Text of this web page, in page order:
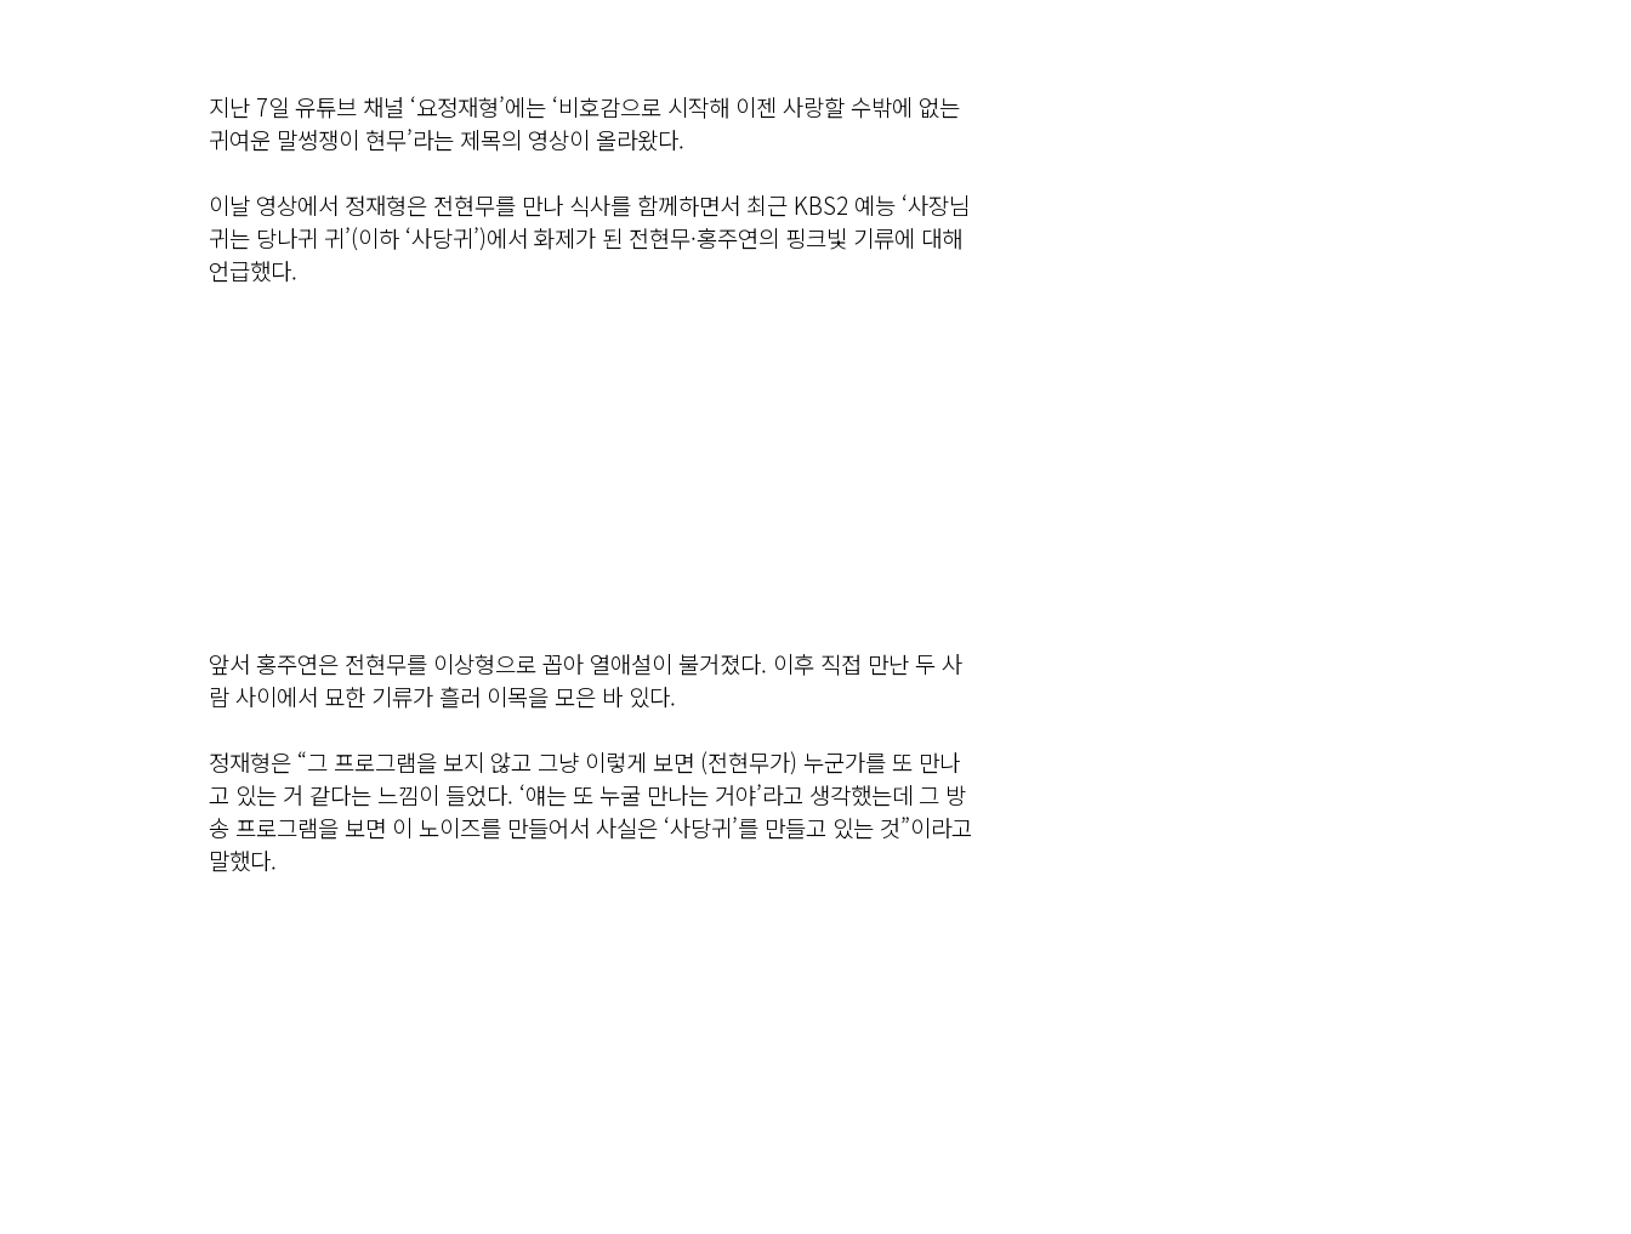
지난 7일 유튜브 채널 ‘요정재형’에는 ‘비호감으로 시작해 이젠 사랑할 수밖에 없는
귀여운 말썽쟁이 현무’라는 제목의 영상이 올라왔다.
이날 영상에서 정재형은 전현무를 만나 식사를 함께하면서 최근 KBS2 예능 ‘사장님
귀는 당나귀 귀’(이하 ‘사당귀’)에서 화제가 된 전현무·홍주연의 핑크빛 기류에 대해
언급했다.
앞서 홍주연은 전현무를 이상형으로 꼽아 열애설이 불거졌다. 이후 직접 만난 두 사
람 사이에서 묘한 기류가 흘러 이목을 모은 바 있다.
정재형은 “그 프로그램을 보지 않고 그냥 이렇게 보면 (전현무가) 누군가를 또 만나
고 있는 거 같다는 느낌이 들었다. ‘얘는 또 누굴 만나는 거야’라고 생각했는데 그 방
송 프로그램을 보면 이 노이즈를 만들어서 사실은 ‘사당귀’를 만들고 있는 것”이라고
말했다.